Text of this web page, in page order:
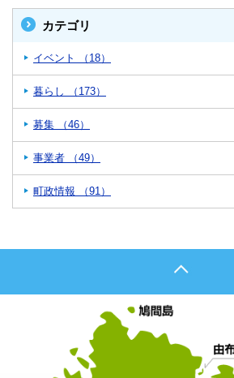
カテゴリ
イベント （18）
暮らし （173）
募集 （46）
事業者 （49）
町政情報 （91）